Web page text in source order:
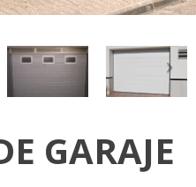
GARAJE